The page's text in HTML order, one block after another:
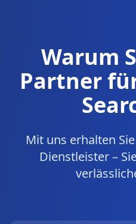
Warum
Partner
Mit uns erhalten
Dienstleister –